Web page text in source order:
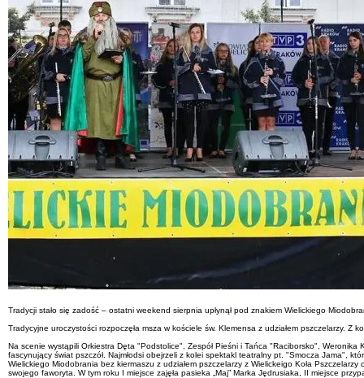
Tradycji stało się zadość – ostatni weekend sierpnia upłynął pod znakiem Wielickiego
Tradycyjne uroczystości rozpoczęła msza w kościele św. Klemensa z udziałem pszczelarzy. Z
Na scenie wystąpili Orkiestra Dęta "Podstolice", Zespół Pieśni i Tańca "Raciborsko",
fascynujący świat pszczół. Najmłodsi obejrzeli z kolei spektakl teatralny pt. "Smocza Jama",
Wielickiego Miodobrania bez kiermaszu z udziałem pszczelarzy z Wielickeigo Koła
swojego faworyta. W tym roku I miejsce zajęła pasieka „Maj” Marka Jędrusiaka, II miejsce